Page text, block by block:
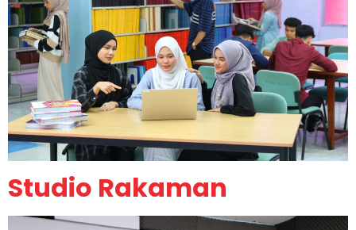
Studio Rakaman